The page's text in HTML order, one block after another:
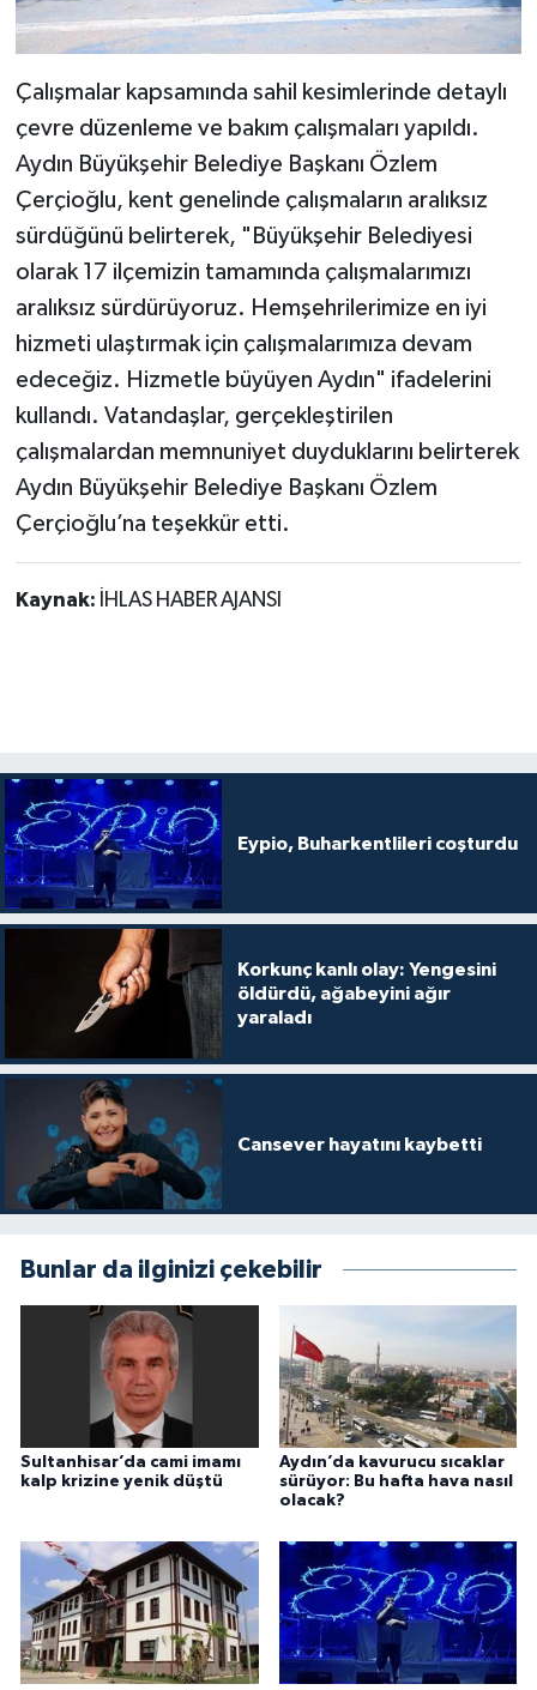
Çalışmalar kapsamında sahil kesimlerinde detaylı
çevre düzenleme ve bakım çalışmaları yapıldı.
Aydın Büyükşehir Belediye Başkanı Özlem
Çerçioğlu, kent genelinde çalışmaların aralıksız
sürdüğünü belirterek, "Büyükşehir Belediyesi
olarak 17 ilçemizin tamamında çalışmalarımızı
aralıksız sürdürüyoruz. Hemşehrilerimize en iyi
hizmeti ulaştırmak için çalışmalarımıza devam
edeceğiz. Hizmetle büyüyen Aydın" ifadelerini
kullandı. Vatandaşlar, gerçekleştirilen
çalışmalardan memnuniyet duyduklarını belirterek
Aydın Büyükşehir Belediye Başkanı Özlem
Çerçioğlu’na teşekkür etti.
Kaynak: İHLAS HABER AJANSI
Eypio, Buharkentlileri coşturdu
Korkunç kanlı olay: Yengesini
öldürdü, ağabeyini ağır
yaraladı
Cansever hayatını kaybetti
Bunlar da ilginizi çekebilir
Sultanhisar’da cami imamı
kalp krizine yenik düştü
Aydın’da kavurucu sıcaklar
sürüyor: Bu hafta hava nasıl
olacak?